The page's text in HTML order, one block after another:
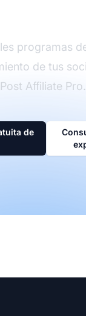
programas
de tus
Affiliate Pro.
de